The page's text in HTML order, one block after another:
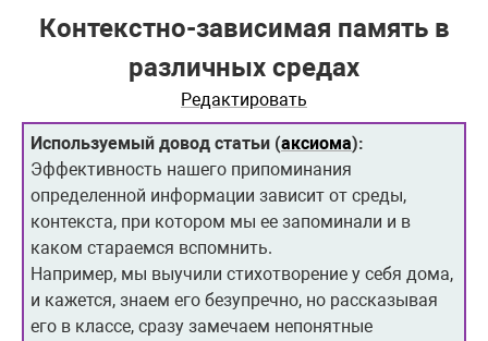
Контекстно-зависимая память в
различных средах
Редактировать
Используемый довод статьи (аксиома):
Эффективность нашего припоминания
определенной информации зависит от среды,
контекста, при котором мы ее запоминали и в
каком стараемся вспомнить.
Например, мы выучили стихотворение у себя дома,
и кажется, знаем его безупречно, но рассказывая
его в классе, сразу замечаем непонятные